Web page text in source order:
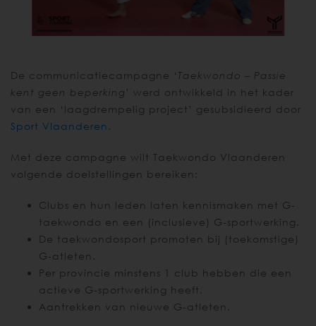
De communicatiecampagne ‘ Taekwondo – Passie
kent geen beperking ’ werd ontwikkeld in het kader
van een ‘laagdrempelig project’ gesubsidieerd door
Sport Vlaanderen
Met deze campagne wilt Taekwondo Vlaanderen
volgende doelstellingen bereiken:
Clubs en hun leden laten kennismaken met G-
taekwondo en een (inclusieve) G-sportwerking.
De taekwondosport promoten bij (toekomstige)
G-atleten.
Per provincie minstens 1 club hebben die een
actieve G-sportwerking heeft.
Aantrekken van nieuwe G-atleten.